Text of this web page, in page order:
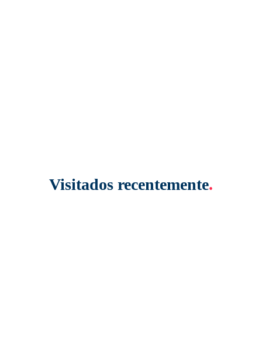
Visitados recentemente.